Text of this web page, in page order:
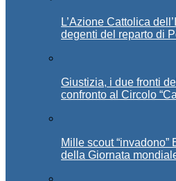
L’Azione Cattolica
degenti del reparto di
Giustizia, i due fronti
confronto al Circolo
Mille scout
della Giornata